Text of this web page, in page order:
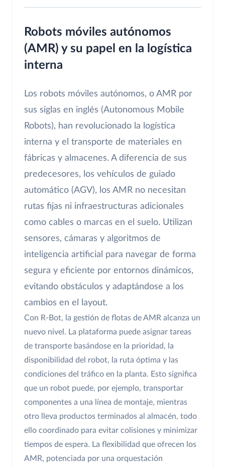
Robots móviles autónomos
(AMR) y su papel en la logística
interna
Los robots móviles autónomos, o AMR por
sus siglas en inglés (Autonomous Mobile
Robots), han revolucionado la logística
interna y el transporte de materiales en
fábricas y almacenes. A diferencia de sus
predecesores, los vehículos de guiado
automático (AGV), los AMR no necesitan
rutas fijas ni infraestructuras adicionales
como cables o marcas en el suelo. Utilizan
sensores, cámaras y algoritmos de
inteligencia artificial para navegar de forma
segura y eficiente por entornos dinámicos,
evitando obstáculos y adaptándose a los
cambios en el layout.
Con R-Bot, la gestión de flotas de AMR alcanza un
nuevo nivel. La plataforma puede asignar tareas
de transporte basándose en la prioridad, la
disponibilidad del robot, la ruta óptima y las
condiciones del tráfico en la planta. Esto significa
que un robot puede, por ejemplo, transportar
componentes a una línea de montaje, mientras
otro lleva productos terminados al almacén, todo
ello coordinado para evitar colisiones y minimizar
tiempos de espera. La flexibilidad que ofrecen los
AMR, potenciada por una orquestación